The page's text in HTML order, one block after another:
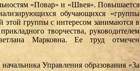
«Повар» и «Швея». Повышается
обучающихся «группы
этой группы с интересом занимаются в
творчества, руководителем
Марковна. Ее труд отмечен
Управления образования «За